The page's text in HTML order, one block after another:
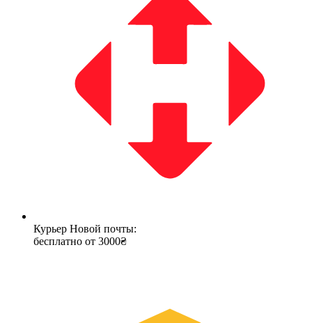
Курьер Новой почты:
бесплатно от 3000₴